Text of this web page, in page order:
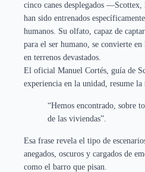
cinco canes desplegados
han sido entrenados
humanos. Su olfato, capaz de
para el ser humano, se convierte
en terrenos devastados.
El oficial Manuel Cortés, guía de
experiencia en la unidad, resume
“Hemos encontrado, sobre
de las viviendas”.
Esa frase revela el tipo de
anegados, oscuros y cargados de
como el barro que pisan.